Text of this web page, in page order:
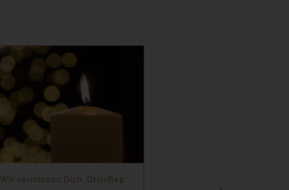
Wir vermissen Dich. Otti+Bep